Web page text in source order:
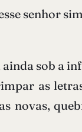
senhor
sob a
as
novas,